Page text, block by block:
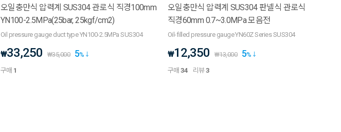
오일충만식 압력계 SUS304 관로식 직경100mm
YN100-2.5MPa(25bar, 25kgf/cm2)
Oil pressure gauge duct type YN100-2.5MPa SUS304
₩33,250 ₩35,000 5%
구매 1
오일충만식 압력계 SUS304 판넬식 관로식
직경60mm 0.7~3.0MPa 모음전
Oil-filled pressure gauge YN60Z Series SUS304
₩12,350 ₩13,000 5%
구매34 리뷰3